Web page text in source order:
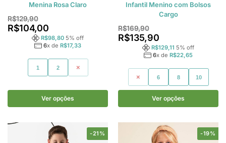
Menina Rosa Claro
R$129,90
R$104,00
R$98,80 5% off
6x de R$17,33
1 2 3
Ver opções
Infantil Menino com Bolsos
Cargo
R$169,90
R$135,90
R$129,11 5% off
6x de R$22,65
4 6 8 10
Ver opções
-21% -19%